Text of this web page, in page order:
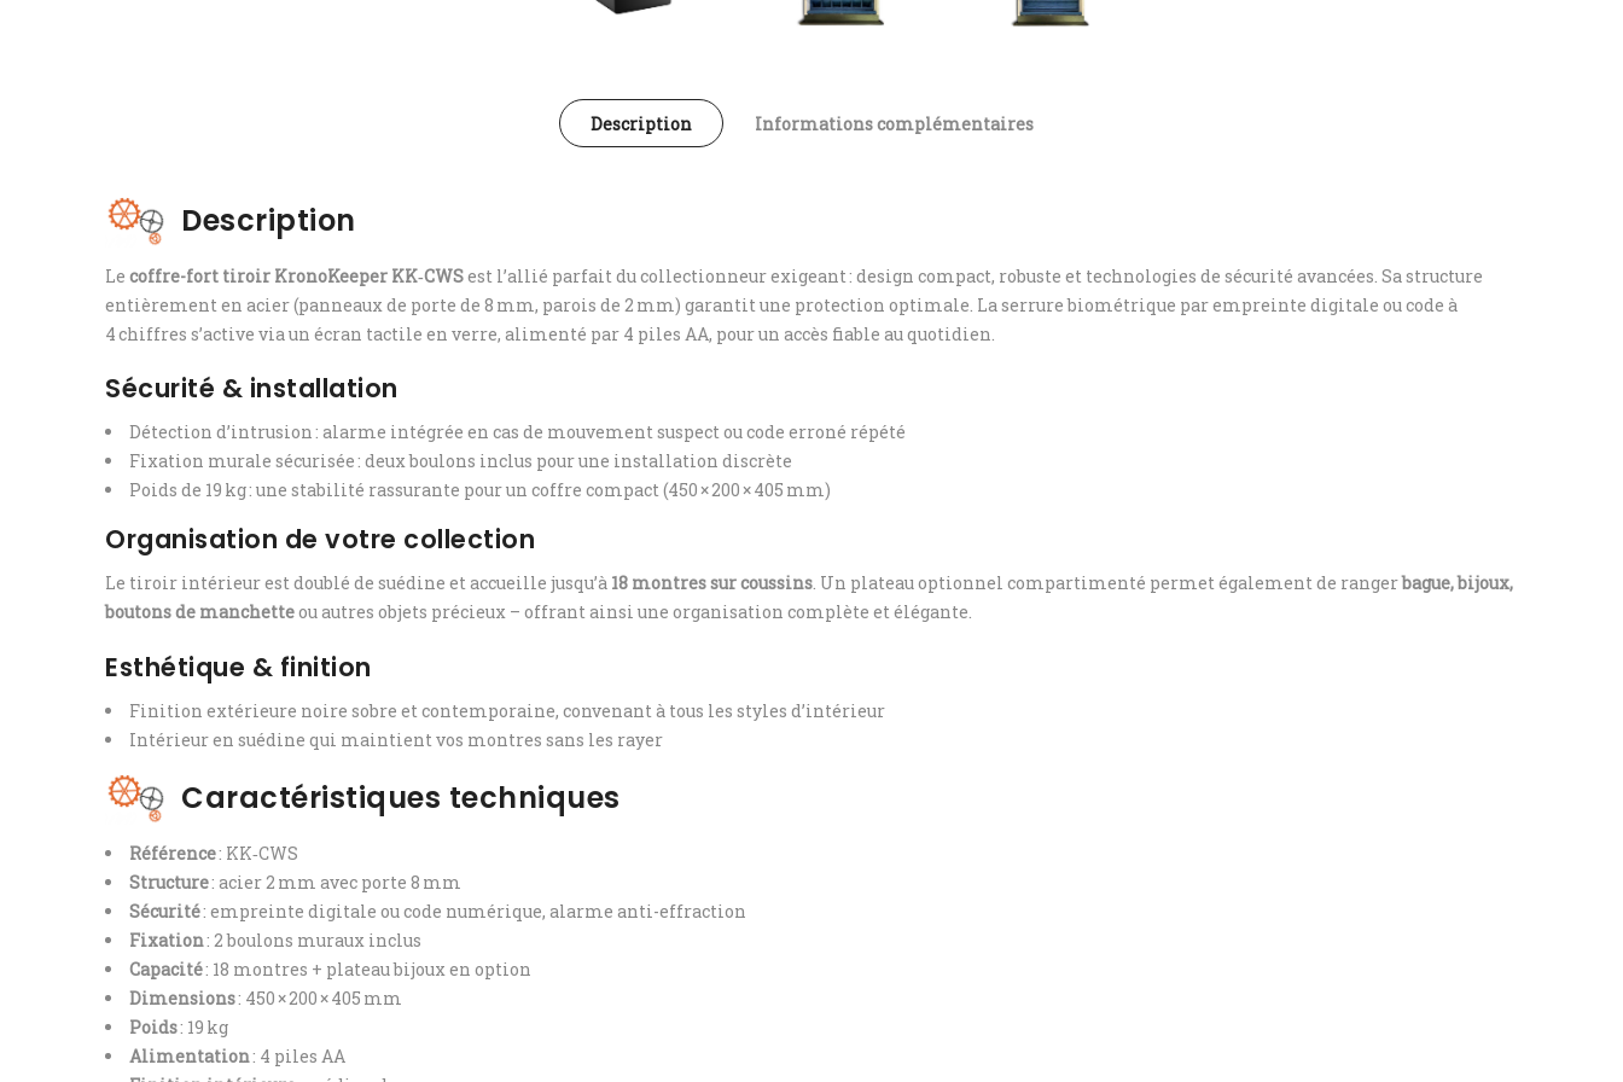
Description Informations complémentaires
Description
Le coffre-fort tiroir KronoKeeper KK‑CWSest l’allié parfait du collectionneur exigeant : design compact, robuste et technologies de sécurité avancées. Sa structure
entièrement en acier (panneaux de porte de 8 mm, parois de 2 mm) garantit une protection optimale. La serrure biométrique par empreinte digitale ou code à
4 chiffres s’active via un écran tactile en verre, alimenté par 4 piles AA, pour un accès fiable au quotidien.
Sécurité & installation
Détection d’intrusion : alarme intégrée en cas de mouvement suspect ou code erroné répété
Fixation murale sécurisée : deux boulons inclus pour une installation discrète
Poids de 19 kg : une stabilité rassurante pour un coffre compact (450 × 200 × 405 mm)
Organisation de votre collection
Le tiroir intérieur est doublé de suédine et accueille jusqu’à 18 montres sur coussins. Un plateau optionnel compartimenté permet également de rangerbague, bijoux,
boutons de manchetteou autres objets précieux – offrant ainsi une organisation complète et élégante.
Esthétique & finition
Finition extérieure noire sobre et contemporaine, convenant à tous les styles d’intérieur
Intérieur en suédine qui maintient vos montres sans les rayer
Caractéristiques techniques
Référence: KK‑CWS
Structure: acier 2 mm avec porte 8 mm
Sécurité: empreinte digitale ou code numérique, alarme anti-effraction
Fixation: 2 boulons muraux inclus
Capacité: 18 montres + plateau bijoux en option
Dimensions: 450 × 200 × 405 mm
Poids: 19 kg
Alimentation: 4 piles AA